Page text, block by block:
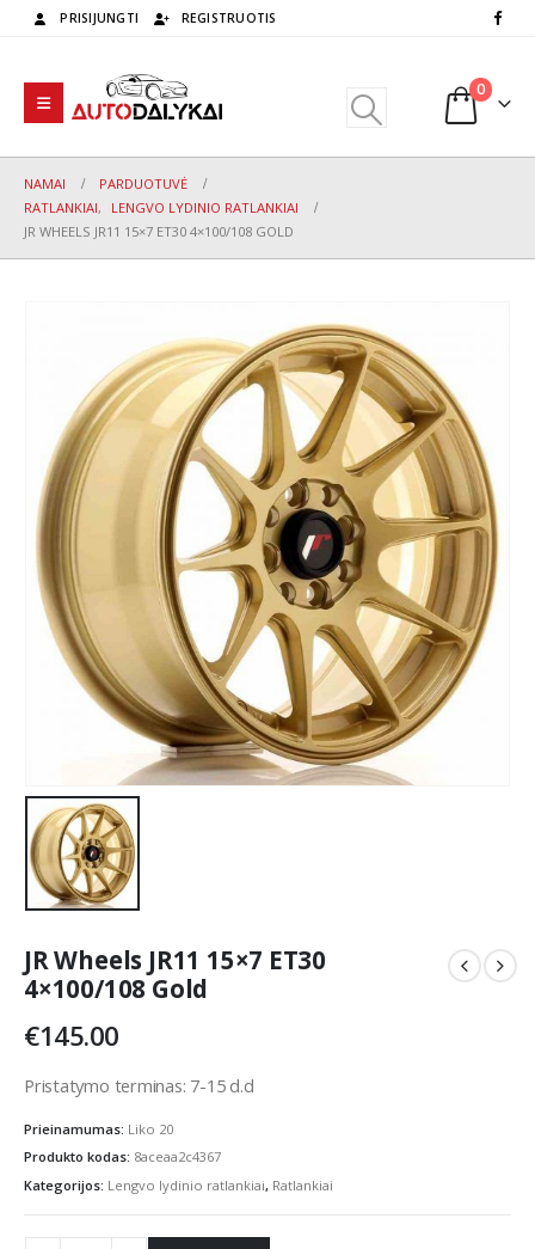
PRISIJUNGTI REGISTRUOTIS
0
NAMAI
PARDUOTUVĖ
RATLANKIAI,
LENGVO LYDINIO RATLANKIAI
JR WHEELS JR11 15×7 ET30 4×100/108 GOLD
JR Wheels JR11 15×7 ET30
4×100/108 Gold
€145.00
Pristatymo terminas: 7-15 d.d
Prieinamumas: Liko 20
Produkto kodas: 8aceaa2c4367
Kategorijos: Lengvo lydinio ratlankiai, Ratlankiai